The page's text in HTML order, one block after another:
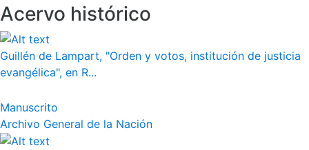
Acervo histórico
Guillén de Lampart, "Orden y votos, institución de justicia
evangélica", en R...
Manuscrito
Archivo General de la Nación